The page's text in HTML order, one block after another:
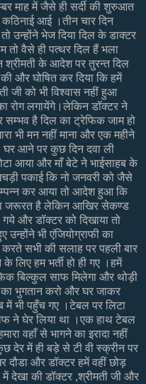
में जैसे ही सर्दी की शुरुआत
आई ।तीन चार दिन
उन्होंने भेज दिया दिल के डाक्टर
वैसे ही पत्थर दिल हैं भला
श्रीमती के आदेश पर तुरन्त दिल
और घोषित कर दिया कि हमें
जी को भी विश्वास नहीं हुआ
रोग लगायेंगे।लेकिन डॉक्टर ने
सम्भव है दिल का ट्रेफिक जाम हो
भी मन नहीं माना और एक महीने
घर आने पर कुछ दिन दवा ली
आया और माँ बेटे ने भाईसाहब के
पकाई कि नो जनवरी को जैसे
कर आया तो आदेश हुआ कि
जरूरत है लेकिन आखिर सेकण्ड
और डॉक्टर को दिखाया तो
भी एंजियोग्राफी का
सभी की सलाह पर पहली बार
लिए हम भर्ती हो ही गए ।हमें
बिल्कुल साफ मिलेगा और थोड़ी
भुगतान करो और घर जाकर
भी पहुँच गए ।टेबल पर लिटा
ने घेर लिया था ।एक हाथ टेबल
वहाँ से भागने का इरादा नहीं
देर में ही बड़े से टी वी स्क्रीन पर
और डॉक्टर हमें वहीं छोड़
की डॉक्टर ,श्रीमती जी और